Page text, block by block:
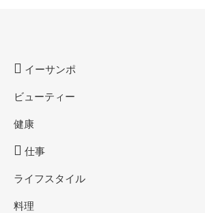
イーサンポ
ビューティー
健康
仕事
ライフスタイル
料理